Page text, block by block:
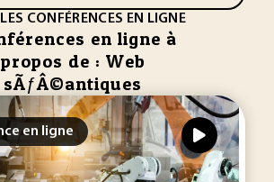
CONFÉRENCES EN LIGNE
en ligne à
propos de : Web
sÃƒÂ©antiques
en ligne